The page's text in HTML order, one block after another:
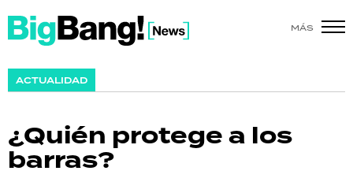
MÁS
ACTUALIDAD
¿Quién protege a los
barras?
SHOW
ACTUALIDAD